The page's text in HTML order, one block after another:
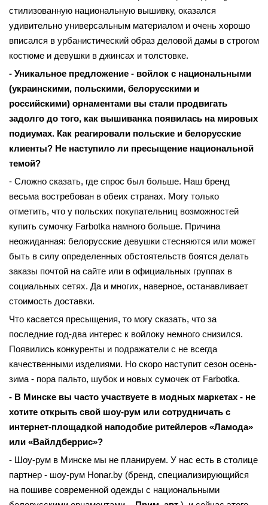
стилизованную национальную вышивку, оказался
удивительно универсальным материалом и очень хорошо
вписался в урбанистический образ деловой дамы в строгом
костюме и девушки в джинсах и толстовке.
- Уникальное предложение - войлок с национальными
(украинскими, польскими, белорусскими и
российскими) орнаментами вы стали продвигать
задолго до того, как вышиванка появилась на мировых
подиумах. Как реагировали польские и белорусские
клиенты? Не наступило ли пресыщение национальной
темой?
- Сложно сказать, где спрос был больше. Наш бренд
весьма востребован в обеих странах. Могу только
отметить, что у польских покупательниц возможностей
купить сумочку Farbotka намного больше. Причина
неожиданная: белорусские девушки стесняются или может
быть в силу определенных обстоятельств боятся делать
заказы почтой на сайте или в официальных группах в
социальных сетях. Да и многих, наверное, останавливает
стоимость доставки.
Что касается пресыщения, то могу сказать, что за
последние год-два интерес к войлоку немного снизился.
Появились конкуренты и подражатели с не всегда
качественными изделиями. Но скоро наступит сезон осень-
зима - пора пальто, шубок и новых сумочек от Farbotka.
- В Минске вы часто участвуете в модных маркетах - не
хотите открыть свой шоу-рум или сотрудничать с
интернет-площадкой наподобие ритейлеров «Ламода»
или «Вайлдберрис»?
- Шоу-рум в Минске мы не планируем. У нас есть в столице
партнер - шоу-рум Honar.by (бренд, специализирующийся
на пошиве современной одежды с национальными